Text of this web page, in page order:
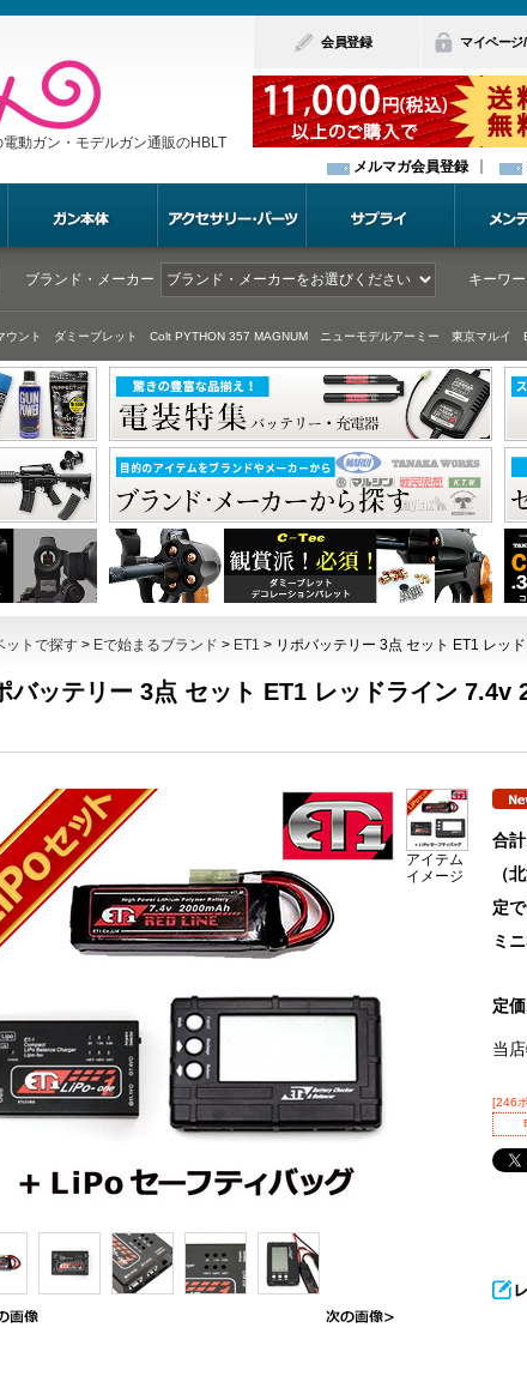
動ガン・モデルガン通販のHBLT
会員登録 マイページ
メルマガ会員登録
ブランド・メーカー キーワ
ント ダミーブレット Colt PYTHON 357 MAGNUM ニューモデルアーミー 東京マルイ
ットで探す > Eで始まるブランド > ET1 > リポバッテリー 3点 セット ET1 レッ
バッテリー 3点 セット ET1 レッドライン 7.4v
合
（
定
ミ
定
当
[246
アイテム
イメージ